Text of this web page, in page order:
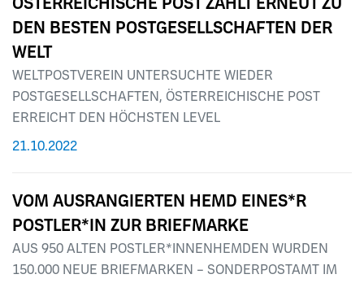
ÖSTERREICHISCHE POST ZÄHLT ERNEUT ZU
DEN BESTEN POSTGESELLSCHAFTEN DER
WELT
WELTPOSTVEREIN UNTERSUCHTE WIEDER
POSTGESELLSCHAFTEN, ÖSTERREICHISCHE POST
ERREICHT DEN HÖCHSTEN LEVEL
21.10.2022
VOM AUSRANGIERTEN HEMD EINES*R
POSTLER*IN ZUR BRIEFMARKE
AUS 950 ALTEN POSTLER*INNENHEMDEN WURDEN
150.000 NEUE BRIEFMARKEN – SONDERPOSTAMT IM